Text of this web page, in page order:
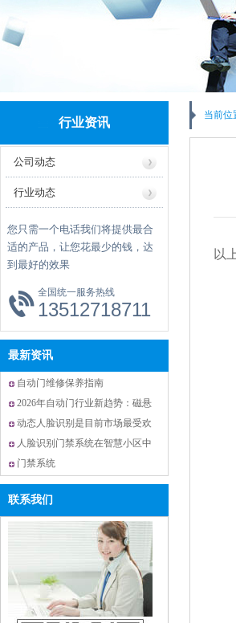
行业资讯
公司动态
行业动态
您只需一个电话我们将提供最合
适的产品，让您花最少的钱，达
到最好的效果
全国统一服务热线
13512718711
最新资讯
自动门维修保养指南
2026年自动门行业新趋势：磁悬
浮技术与智能化升级引领未来
动态人脸识别是目前市场最受欢
迎的门禁系统
人脸识别门禁系统在智慧小区中
的应用
门禁系统
联系我们
当前位
以